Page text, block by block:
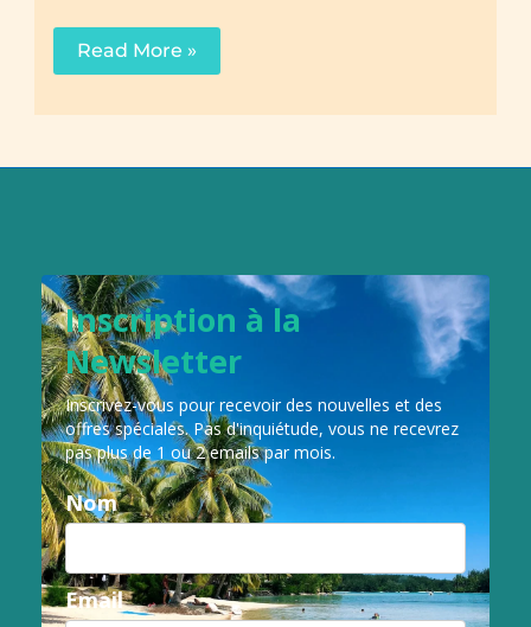
1
journée
crêches
Luceram
Read More »
Inscription à la
Newsletter
Inscrivez-vous pour recevoir des nouvelles et des
offres spéciales. Pas d'inquiétude, vous ne recevrez
pas plus de 1 ou 2 emails par mois.
Nom
Email